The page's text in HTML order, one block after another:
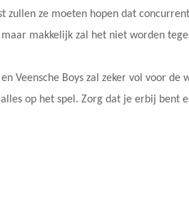
zullen ze moeten hopen dat
makkelijk zal het niet worden
Veensche Boys zal zeker vol voor de
op het spel. Zorg dat je erbij bent